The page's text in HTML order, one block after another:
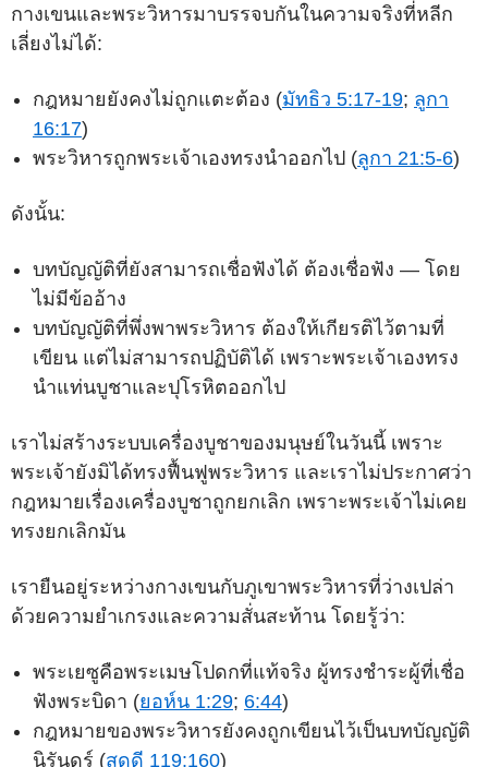
กางเขนและพระวิหารมาบรรจบกันในความจริงที่หลีก
เลี่ยงไม่ได้:
กฎหมายยังคงไม่ถูกแตะต้อง (มัทธิว 5:17-19; ลูกา
16:17)
พระวิหารถูกพระเจ้าเองทรงนำออกไป (ลูกา 21:5-6)
ดังนั้น:
บทบัญญัติที่ยังสามารถเชื่อฟังได้ ต้องเชื่อฟัง — โดย
ไม่มีข้ออ้าง
บทบัญญัติที่พึ่งพาพระวิหาร ต้องให้เกียรติไว้ตามที่
เขียน แต่ไม่สามารถปฏิบัติได้ เพราะพระเจ้าเองทรง
นำแท่นบูชาและปุโรหิตออกไป
เราไม่สร้างระบบเครื่องบูชาของมนุษย์ในวันนี้ เพราะ
พระเจ้ายังมิได้ทรงฟื้นฟูพระวิหาร และเราไม่ประกาศว่า
กฎหมายเรื่องเครื่องบูชาถูกยกเลิก เพราะพระเจ้าไม่เคย
ทรงยกเลิกมัน
เรายืนอยู่ระหว่างกางเขนกับภูเขาพระวิหารที่ว่างเปล่า
ด้วยความยำเกรงและความสั่นสะท้าน โดยรู้ว่า:
พระเยซูคือพระเมษโปดกที่แท้จริง ผู้ทรงชำระผู้ที่เชื่อ
ฟังพระบิดา (ยอห์น 1:29; 6:44)
กฎหมายของพระวิหารยังคงถูกเขียนไว้เป็นบทบัญญัติ
นิรันดร์ (สดุดี 119:160)